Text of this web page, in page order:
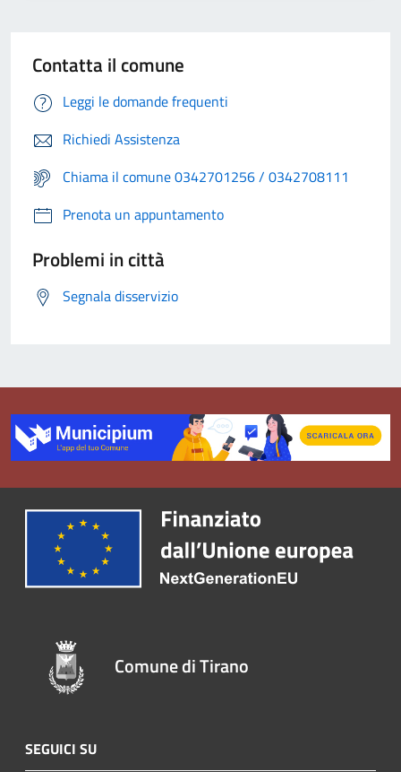
Contatta il comune
Leggi le domande frequenti
Richiedi Assistenza
Chiama il comune 0342701256 / 0342708111
Prenota un appuntamento
Problemi in città
Segnala disservizio
Comune di Tirano
SEGUICI SU